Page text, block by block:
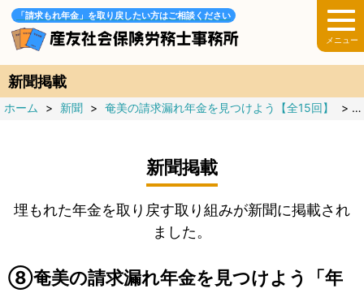
「請求もれ年金」を取り戻したい方はご相談ください
新聞掲載
ホーム > 新聞 > 奄美の請求漏れ年金を見つけよう【全15回】 >
新聞掲載
埋もれた年金を取り戻す取り組みが新聞に掲載され
ました。
⑧奄美の請求漏れ年金を見つけよう「年